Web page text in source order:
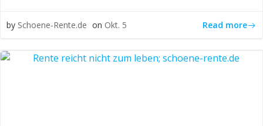
by Schoene-Rente.de on Okt. 5 Read more